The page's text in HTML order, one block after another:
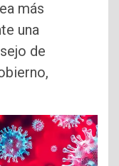
más
una
de